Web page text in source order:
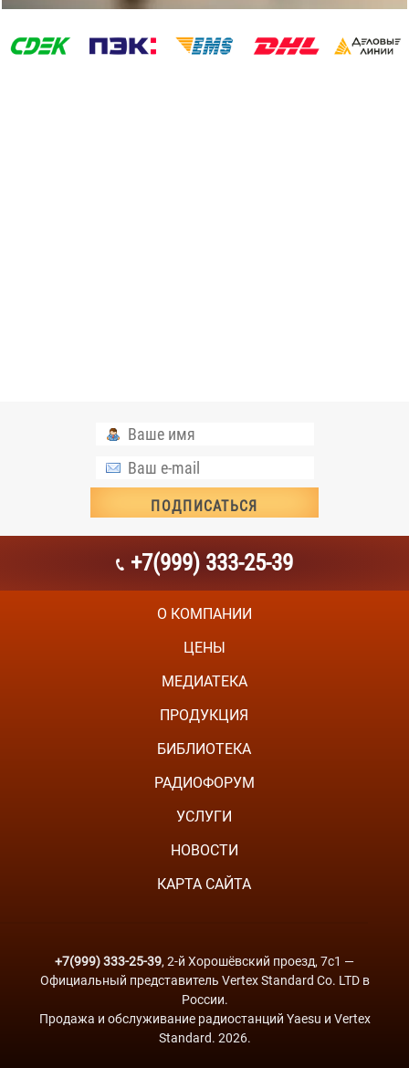
+7(999) 333-25-39
О КОМПАНИИ
ЦЕНЫ
МЕДИАТЕКА
ПРОДУКЦИЯ
БИБЛИОТЕКА
РАДИОФОРУМ
УСЛУГИ
НОВОСТИ
КАРТА САЙТА
+7(999) 333-25-39, 2-й Хорошёвский проезд, 7с1 —
Официальный представитель Vertex Standard Co. LTD в
России.
Продажа и обслуживание радиостанций Yaesu и Vertex
Standard. 2026.